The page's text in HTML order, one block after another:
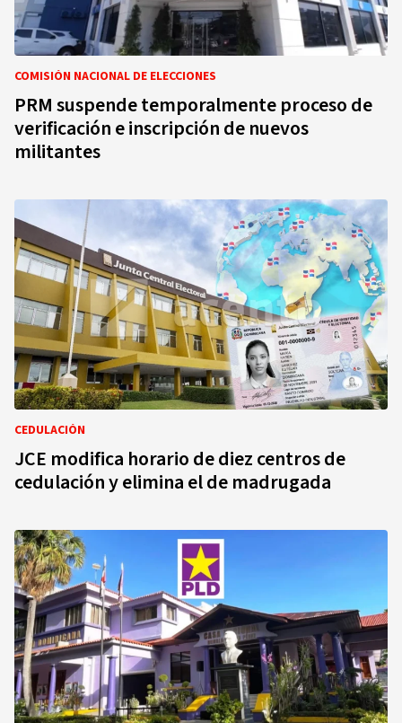
COMISIÓN NACIONAL DE ELECCIONES
PRM suspende temporalmente proceso de
verificación e inscripción de nuevos
militantes
CEDULACIÓN
JCE modifica horario de diez centros de
cedulación y elimina el de madrugada